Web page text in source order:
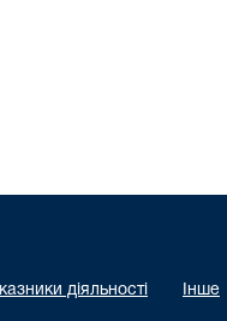
діяльності Інше